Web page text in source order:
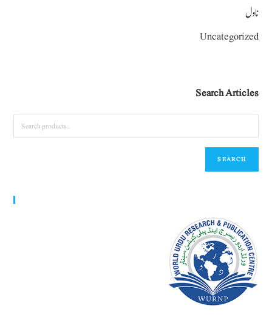
ناول
Uncategorized
Search Articles
SEARCH